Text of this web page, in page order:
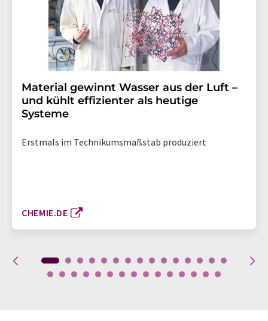
Material gewinnt Wasser aus der Luft –
und kühlt effizienter als heutige
Systeme
Erstmals im Technikumsmaßstab produziert
CHEMIE.DE